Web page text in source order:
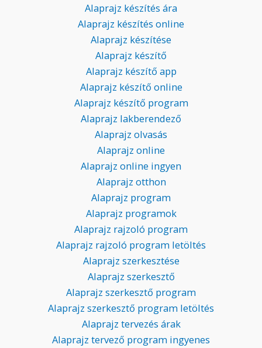
Alaprajz készítés ára
Alaprajz készítés online
Alaprajz készítése
Alaprajz készítő
Alaprajz készítő app
Alaprajz készítő online
Alaprajz készítő program
Alaprajz lakberendező
Alaprajz olvasás
Alaprajz online
Alaprajz online ingyen
Alaprajz otthon
Alaprajz program
Alaprajz programok
Alaprajz rajzoló program
Alaprajz rajzoló program letöltés
Alaprajz szerkesztése
Alaprajz szerkesztő
Alaprajz szerkesztő program
Alaprajz szerkesztő program letöltés
Alaprajz tervezés árak
Alaprajz tervező program ingyenes